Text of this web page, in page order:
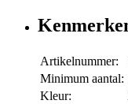
Artikelnummer:
Minimum aantal:
Kleur: